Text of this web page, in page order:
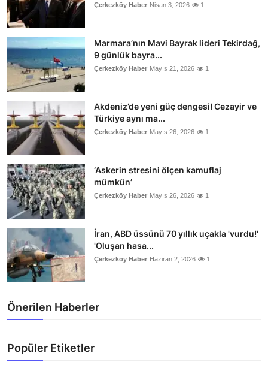
Çerkezköy Haber Nisan 3, 2026 1
Marmara’nın Mavi Bayrak lideri Tekirdağ,
9 günlük bayra...
Çerkezköy Haber Mayıs 21, 2026 1
Akdeniz’de yeni güç dengesi! Cezayir ve
Türkiye aynı ma...
Çerkezköy Haber Mayıs 26, 2026 1
‘Askerin stresini ölçen kamuflaj
mümkün’
Çerkezköy Haber Mayıs 26, 2026 1
İran, ABD üssünü 70 yıllık uçakla 'vurdu!'
'Oluşan hasa...
Çerkezköy Haber Haziran 2, 2026 1
Önerilen Haberler
Popüler Etiketler